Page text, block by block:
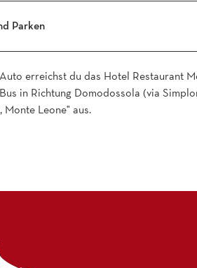
Parken
erreichst du das Hotel Restaurant
in Richtung Domodossola (via
Monte Leone" aus.